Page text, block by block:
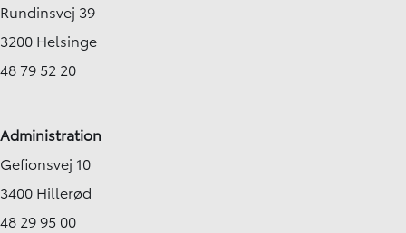
Rundinsvej 39
3200 Helsinge
48 79 52 20
Administration
Gefionsvej 10
3400 Hillerød
48 29 95 00